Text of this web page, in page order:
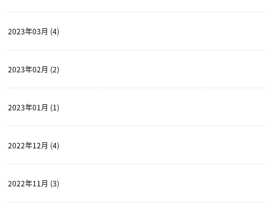
2023年03月 (4)
2023年02月 (2)
2023年01月 (1)
2022年12月 (4)
2022年11月 (3)